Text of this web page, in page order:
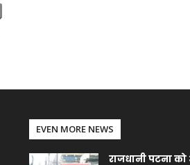
EVEN MORE NEWS
राजधानी पटना